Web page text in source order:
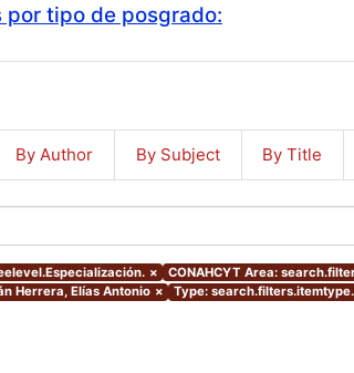
por tipo de posgrado:
By Author By Subject By Title
× CONAHCYT Area:
Herrera, Elías Antonio × Type: